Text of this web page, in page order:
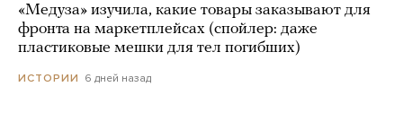
«Медуза» изучила, какие товары заказывают для
фронта на маркетплейсах (спойлер: даже
пластиковые мешки для тел погибших)
ИСТОРИИ 6 дней назад